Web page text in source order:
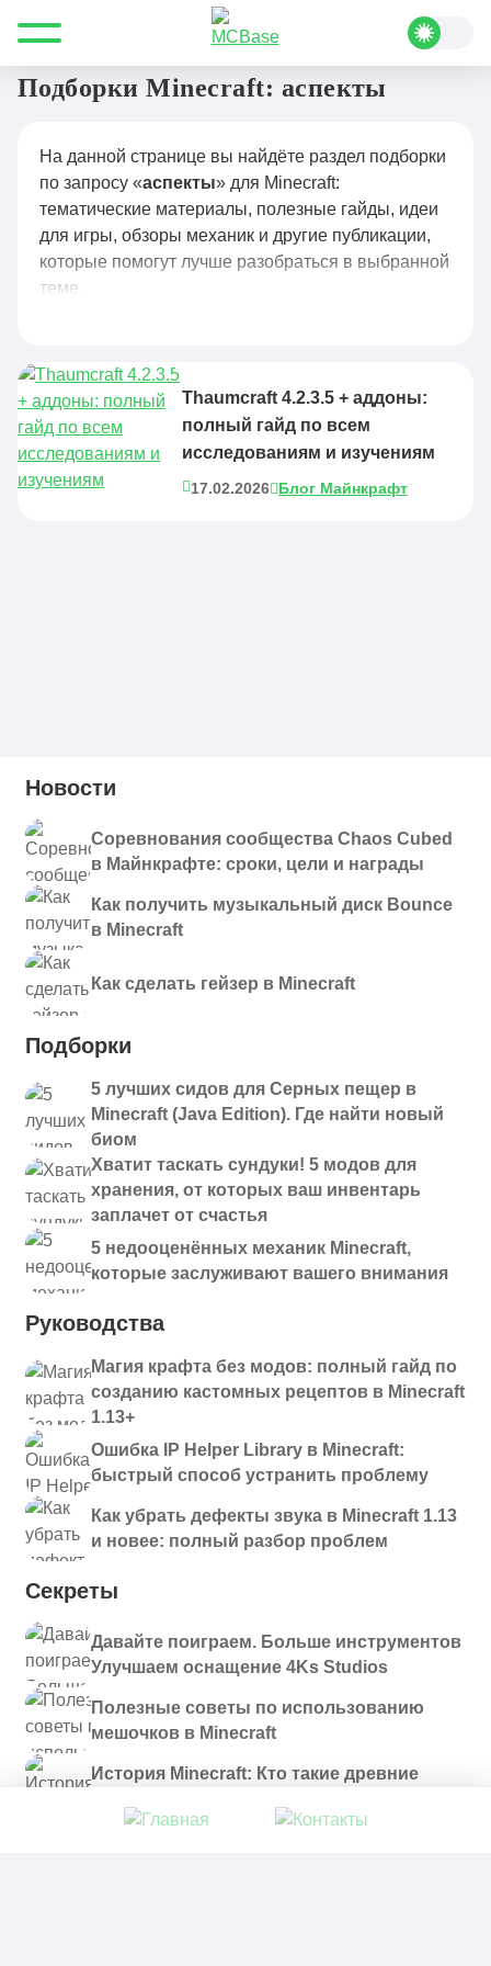
Все для Minecraft аспекты
Подборки Minecraft: аспекты
На данной странице вы найдёте раздел подборки
по запросу «аспекты» для Minecraft:
тематические материалы, полезные гайды, идеи
для игры, обзоры механик и другие публикации,
которые помогут лучше разобраться в выбранной
теме.
Thaumcraft 4.2.3.5 + аддоны:
полный гайд по всем
исследованиям и изучениям
17.02.2026 Блог Майнкрафт
Новости
Соревнования сообщества Chaos Cubed
в Майнкрафте: сроки, цели и награды
Как получить музыкальный диск Bounce
в Minecraft
Как сделать гейзер в Minecraft
Подборки
5 лучших сидов для Серных пещер в
Minecraft (Java Edition). Где найти новый
биом
Хватит таскать сундуки! 5 модов для
хранения, от которых ваш инвентарь
заплачет от счастья
5 недооценённых механик Minecraft,
которые заслуживают вашего внимания
Руководства
Магия крафта без модов: полный гайд по
созданию кастомных рецептов в Minecraft
1.13+
Ошибка IP Helper Library в Minecraft:
быстрый способ устранить проблему
Как убрать дефекты звука в Minecraft 1.13
и новее: полный разбор проблем
Секреты
Давайте поиграем. Больше инструментов
Улучшаем оснащение 4Ks Studios
Полезные советы по использованию
мешочков в Minecraft
История Minecraft: Кто такие древние